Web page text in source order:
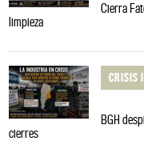
Cierra
limpieza
CRISIS
BGH
cierres